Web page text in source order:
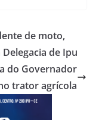
de moto,
de Ipu
do Governador
trator agrícola